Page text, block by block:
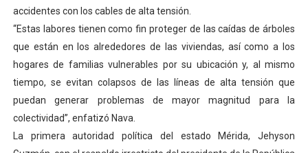
accidentes con los cables de alta tensión.
“Estas labores tienen como fin proteger de las caídas de árboles
que están en los alrededores de las viviendas, así como a los
hogares de familias vulnerables por su ubicación y, al mismo
tiempo, se evitan colapsos de las líneas de alta tensión que
puedan generar problemas de mayor magnitud para la
colectividad”, enfatizó Nava.
La primera autoridad política del estado Mérida, Jehyson